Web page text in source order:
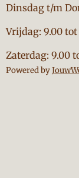
Dinsdag t/m
Vrijdag: 9.00 tot
Zaterdag: 9.00
Powered by